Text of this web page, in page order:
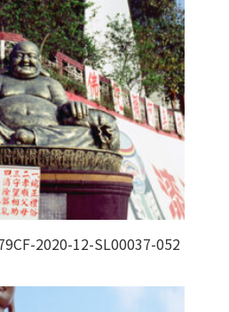
2020-12-SL00037-052